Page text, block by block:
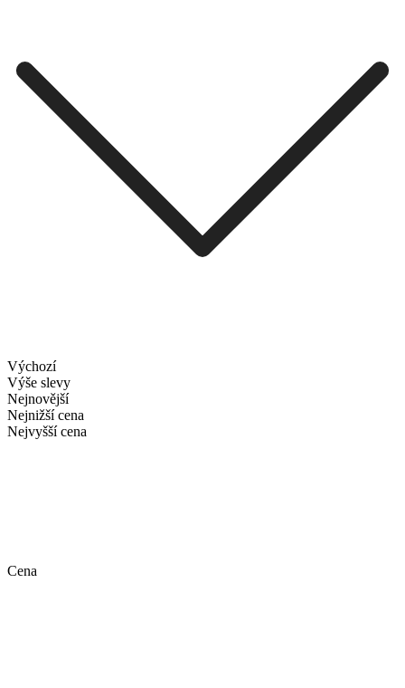
Výchozí
Výše slevy
Nejnovější
Nejnižší cena
Nejvyšší cena
Cena